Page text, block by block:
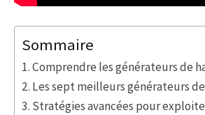
Sommaire
Comprendre les générateurs de
Les sept meilleurs générateurs
Stratégies avancées pour